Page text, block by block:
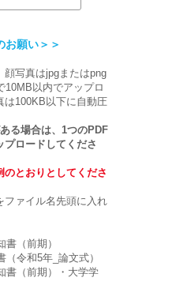
お願い＞＞
顔写真はjpgまたはpng
10MB以内でアップロ
は100KB以下に自動圧
る場合は、1つのPDF
プロードしてくださ
のとおりとしてくださ
ファイル名先頭に入れ
（前期）
令和5年_論文式）
書（前期）・大学学